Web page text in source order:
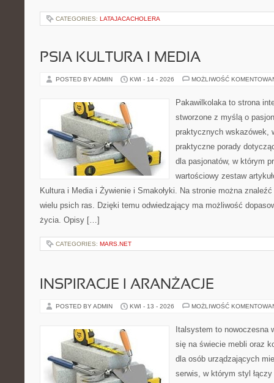
CATEGORIES: LATAJACACHOLERA
PSIA KULTURA I MEDIA
POSTED BY ADMIN KWI - 14 - 2026 MOŻLIWOŚĆ
Pakawilkolaka to strona
stworzone z myślą o
praktycznych wskazówek,
praktyczne porady
dla pasjonatów, w którym
wartościowy zestaw
Kultura i Media i Żywienie i Smakołyki. Na stronie można
wielu psich ras. Dzięki temu odwiedzający ma możliwość
życia. Opisy […]
CATEGORIES: MARS.NET
INSPIRACJE I ARANŻACJE
POSTED BY ADMIN KWI - 13 - 2026 MOŻLIWOŚĆ
Italsystem to nowoczesna
się na świecie mebli oraz
dla osób urządzających
serwis, w którym styl